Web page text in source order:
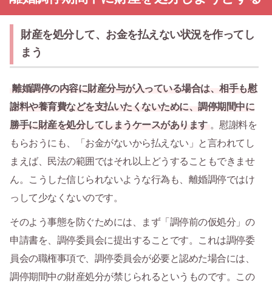
財産を処分して、お金を払えない状況を作ってし
まう
離婚調停の内容に財産分与が入っている場合は、相手も慰
謝料や養育費などを支払いたくないために、調停期間中に
勝手に財産を処分してしまうケースがあります 。慰謝料を
もらおうにも、「お金がないから払えない」と言われてし
まえば、民法の範囲ではそれ以上どうすることもできませ
ん。こうした信じられないような行為も、離婚調停ではけ
っして少なくないのです。
そのよう事態を防ぐためには、まず「調停前の仮処分」の
申請書を、調停委員会に提出することです。これは調停委
員会の職権事項で、調停委員会が必要と認めた場合には、
調停期間中の財産処分が禁じられるというものです。この